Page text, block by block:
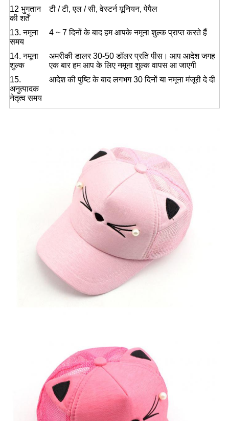
12 भुगतान
की शर्तें
टी / टी, एल / सी, वेस्टर्न यूनियन, पेपैल
13. नमूना
समय
4 ~ 7 दिनों के बाद हम आपके नमूना शुल्क प्राप्त करते हैं
14. नमूना
शुल्क
अमरीकी डालर 30-50 डॉलर प्रति पीस। आप आदेश जगह
एक बार हम आप के लिए नमूना शुल्क वापस आ जाएगी
15.
अनुत्पादक
नेतृत्व समय
आदेश की पुष्टि के बाद लगभग 30 दिनों या नमूना मंजूरी दे दी